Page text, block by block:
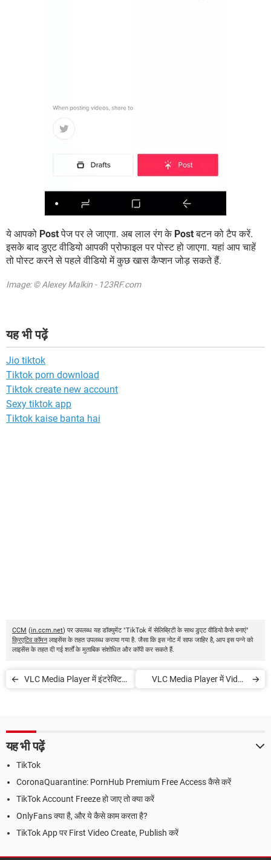
ये आपको Postपेज पर ले जाएगा. अब लाल रंग के Postबटन को टैप करें.
इसके बाद डुएट वीडियो आपकी प्रोफाइल पर पोस्ट हो जाएगा. यहां आप चाहें
तो पोस्ट करने से पहले वीडियो में कुछ खास कैप्शन जोड़ सकते हैं.
Image: © Alexey Malkin - 123RF.com
यह भी पढ़ें
Jio tiktok
Tiktok porn download
Tiktok create new account
Sexy tiktok app
Tiktok kaise banta hai
CCM (in.ccm.net) पर उपलब्ध यह डॉक्युमेंट "TikTok में सेलिब्रिटी के साथ डुएट वीडियो कैसे बनाएं"
क्रिएटिव कॉमनलाइसेंस के तहत उपलब्ध कराया गया है. जैसा कि इस नोट में साफ जाहिर है, आप इस पन्ने को
लाइसेंस के तहत दी गई शर्तों के मुताबिक संशोधित और कॉपी कर सकते हैं.
VLC Media Player में इंटरेक्टिव
VLC Media Player में Video
यह भी पढ़ें
TikTok
CoronaQuarantine: PornHub Premium Free Access कैसे करें
TikTok Account Freeze हो जाए तो क्या करें
OnlyFans क्या है, और ये कैसे काम करता है?
TikTok App पर First Video Create, Publish करें